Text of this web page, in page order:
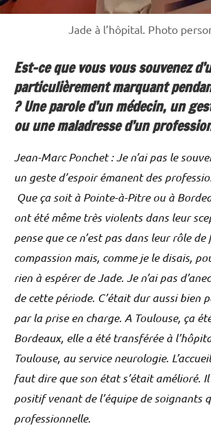
Jade à l’hôpital. Photo
Est-ce que vous vous souvenez
particulièrement marquant
? Une parole d’un médecin, un
ou une maladresse d’un
Jean-Marc Ponchet : Je n’ai pas le
un geste d’espoir émanent des
Que ça soit à Pointe-à-Pitre ou à
ont été même très violents dans leur
pense que ce n’est pas dans leur rôle
compassion mais, comme je le disais,
rien à espérer de Jade. Je n’ai pas
de cette période. C’était dur aussi bien
par la prise en charge. A Toulouse, ça
Bordeaux, elle a été transférée à
Toulouse, au service neurologie.
faut dire que son état s’était amélioré.
positif venant de l’équipe de soignants
professionnelle.